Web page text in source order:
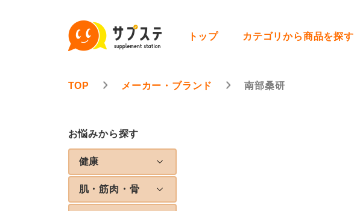
トップ カテゴリから商品を探す
TOP メーカー・ブランド 南部桑研
お悩みから探す
健康
肌・筋肉・骨